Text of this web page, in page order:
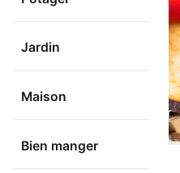
Jardin
Maison
Bien manger
du jardin qui font oublier
pour tester !